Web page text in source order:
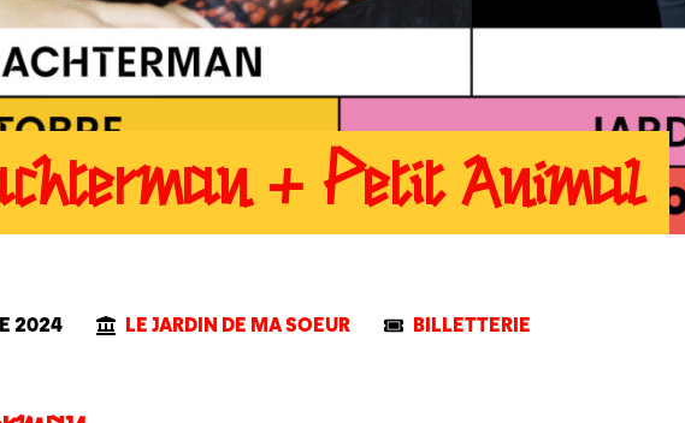
+ Petit Animal
2024 LE JARDIN DE MA SOEUR BILLETTERIE